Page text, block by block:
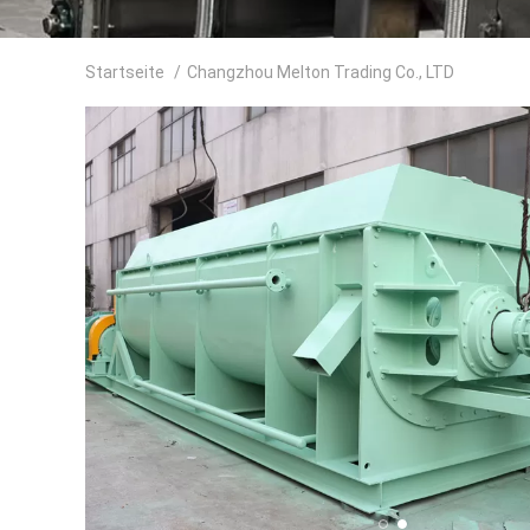
Startseite / Changzhou Melton Trading Co., LTD